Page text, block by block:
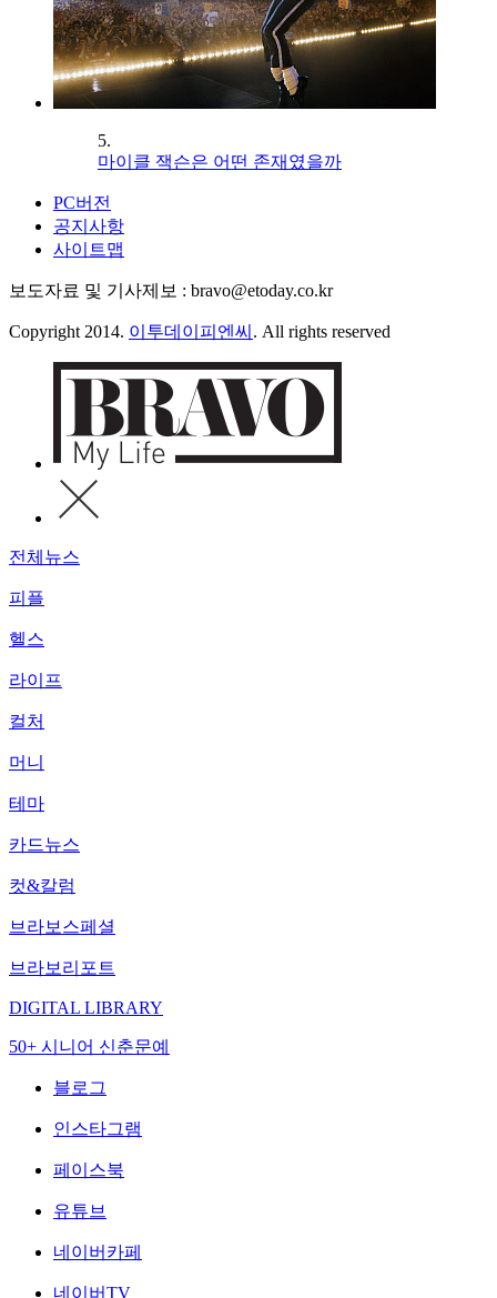
5.
마이클 잭슨은 어떤 존재였을까
PC버전
공지사항
사이트맵
보도자료 및 기사제보 : bravo@etoday.co.kr
Copyright 2014. 이투데이피엔씨 . All rights reserved
전체뉴스
피플
헬스
라이프
컬처
머니
테마
카드뉴스
컷&칼럼
브라보스페셜
브라보리포트
DIGITAL LIBRARY
50+ 시니어 신춘문예
블로그
인스타그램
페이스북
유튜브
네이버카페
네이버TV